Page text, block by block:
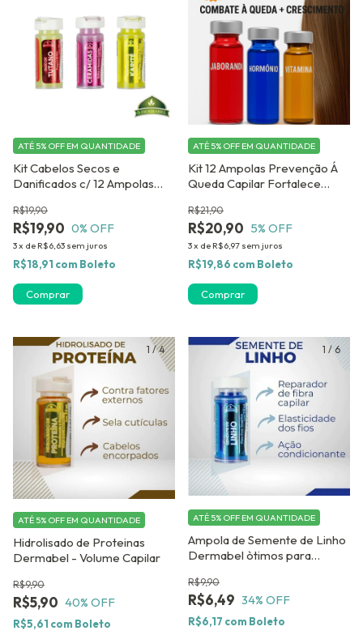
Kit Cabelos Secos e
Danificados c/ 12 Ampolas
R$19,90
R$19,90
0% OFF
3x de R$6,63 sem juros
ATÉ 5% OFF EM QUANTIDADE
R$18,91 com Boleto
Kit 12 Ampolas Prevenção Á
Queda Capilar Fortalece
Antiqueda Dermabel
R$20,90
R$21,90
5% OFF
3x de R$6,97 sem juros
ATÉ 5% OFF EM QUANTIDADE
R$19,86 com Boleto
1 /4
Hidrolisado de Proteinas
Dermabel - Volume Capilar
R$5,90
R$9,90
40% OFF
ATÉ 5% OFF EM QUANTIDADE
R$5,61 com Boleto
1 / 6
Ampola de Semente de Linho
Dermabel òtimos para
R$6,49
R$9,90
34% OFF
ATÉ 5% OFF EM QUANTIDADE
R$6,17 com Boleto